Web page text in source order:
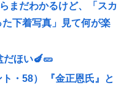
まだわかるけど、「スカ
下着写真」見て何が楽
だほい🍆🥒
・58） 『金正恩氏』と